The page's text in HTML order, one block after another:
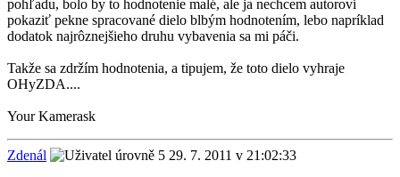
pohľadu, bolo by to hodnotenie malé, ale ja nechcem autorovi
pokaziť pekne spracované dielo blbým hodnotením, lebo napríklad
dodatok najrôznejšieho druhu vybavenia sa mi páči.
Takže sa zdržím hodnotenia, a tipujem, že toto dielo vyhraje
OHyZDA....
Your Kamerask
Zdenál
29. 7. 2011 v 21:02:33